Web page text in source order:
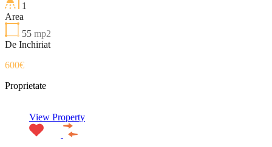
1
Area
55 mp2
De Inchiriat
600€
Proprietate
View Property